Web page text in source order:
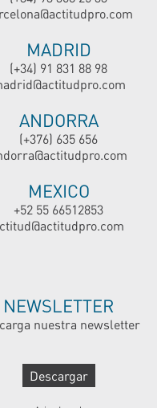
MADRID
(+34) 91 831 88 98
ANDORRA
(+376) 635 656
MEXICO
+52 55 66512853
NEWSLETTER
nuestra newsletter
Descargar